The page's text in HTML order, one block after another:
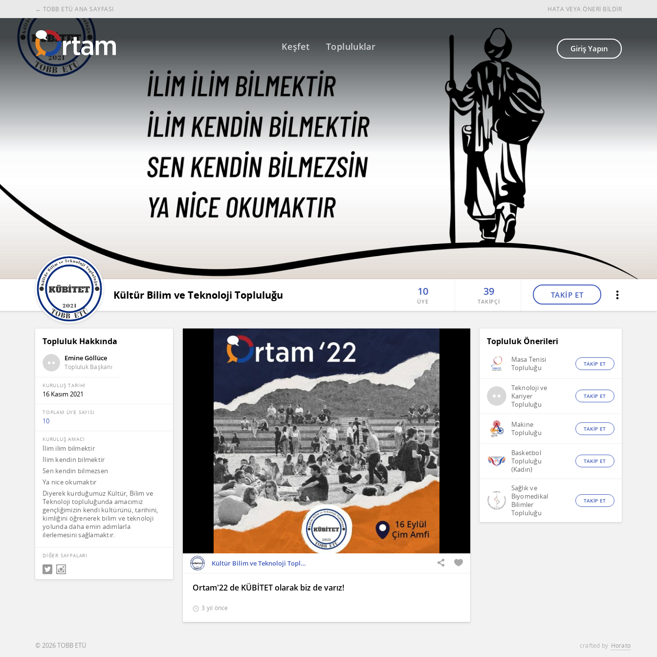
← TOBB ETÜ ANA SAYFASI HATA VEYA ÖNERİ BİLDİR
Keşfet Topluluklar
Kültür Bilim ve Teknoloji Topluluğu 10
ÜYE
39
TAKİPÇİ
TAKİP ET
Kültür Bilim ve Teknoloji Topluluğu
Ortam'22 de KÜBİTET olarak biz de varız!
3 yıl önce
Topluluk Hakkında
Emine Göllüce
Topluluk Başkanı
KURULUŞ TARİHİ
16 Kasım 2021
TOPLAM ÜYE SAYISI
10
KURULUŞ AMACI
İlim ilim bilmektir
İlim kendin bilmektir
Sen kendin bilmezsen
Ya nice okumaktır
Diyerek kurduğumuz Kültür, Bilim ve
Teknoloji topluluğunda amacımız
gençliğimizin kendi kültürünü, tarihini,
kimliğini öğrenerek bilim ve teknoloji
yolunda daha emin adımlarla
ilerlemesini sağlamaktır.
DİĞER SAYFALARI
Topluluk Önerileri
Masa Tenisi
Topluluğu
TAKİP ET
Teknoloji ve
Kariyer
Topluluğu
TAKİP ET
Makine
Topluluğu
TAKİP ET
Basketbol
Topluluğu
(Kadın)
TAKİP ET
Sağlık ve
Biyomedikal
Bilimler
Topluluğu
TAKİP ET
Giriş Yapın
© 2026 TOBB ETÜ crafted by Horato